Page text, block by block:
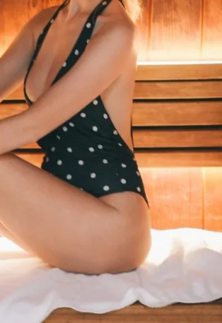
Martin's Relais
Bruges, 4*
Martin's Château du Lac
Genval, 5*